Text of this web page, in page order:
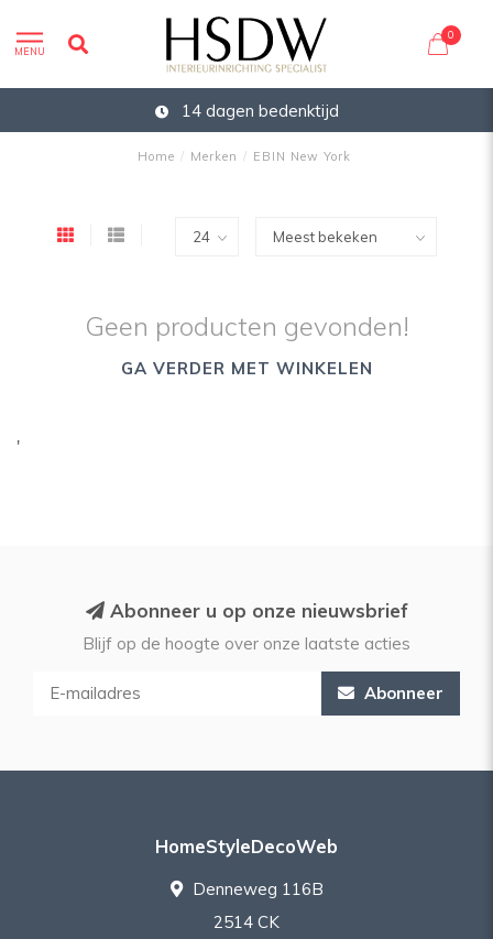
MENU
0
14 dagen bedenktijd
Home / Merken / EBIN New York
Geen producten gevonden!
GA VERDER MET WINKELEN
'
Abonneer u op onze nieuwsbrief
Blijf op de hoogte over onze laatste acties
Abonneer
HomeStyleDecoWeb
Denneweg 116B
2514 CK